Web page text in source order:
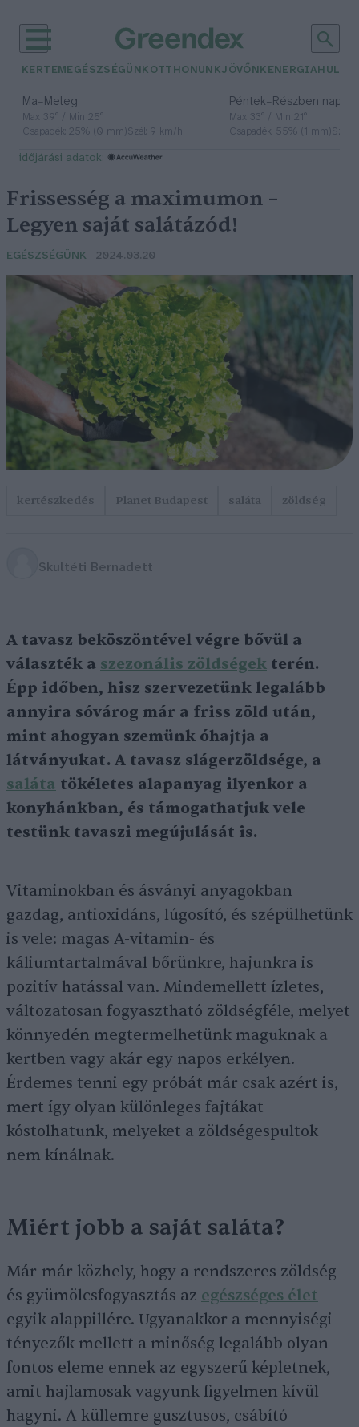
KERTEM EGÉSZSÉGÜNK OTTHONUNKJÖVŐNK ENERGIA
Ma– Meleg
Max 39° / Min 25°
Csapadék: 25% (0 mm)Szél: 9 km/h
Péntek– Részben
Max 33° / Min 21°
Csapadék: 55% (1 mm)Szél:
időjárási adatok:
Frissesség a maximumon –
Legyen saját salátázód!
EGÉSZSÉGÜNK 2024.03.20
kertészkedés Planet Budapest saláta zöldség
Skultéti Bernadett
A tavasz beköszöntével végre bővül a
választék a szezonális zöldségek terén.
Épp időben, hisz szervezetünk legalább
annyira sóvárog már a friss zöld után,
mint ahogyan szemünk óhajtja a
látványukat. A tavasz slágerzöldsége, a
saláta tökéletes alapanyag ilyenkor a
konyhánkban, és támogathatjuk vele
testünk tavaszi megújulását is.
Vitaminokban és ásványi anyagokban
gazdag, antioxidáns, lúgosító, és szépülhetünk
is vele: magas A-vitamin- és
káliumtartalmával bőrünkre, hajunkra is
pozitív hatással van. Mindemellett ízletes,
változatosan fogyasztható zöldségféle, melyet
könnyedén megtermelhetünk maguknak a
kertben vagy akár egy napos erkélyen.
Érdemes tenni egy próbát már csak azért is,
mert így olyan különleges fajtákat
kóstolhatunk, melyeket a zöldségespultok
nem kínálnak.
Miért jobb a saját saláta?
Már-már közhely, hogy a rendszeres zöldség-
és gyümölcsfogyasztás az egészséges élet
egyik alappillére. Ugyanakkor a mennyiségi
tényezők mellett a minőség legalább olyan
fontos eleme ennek az egyszerű képletnek,
amit hajlamosak vagyunk figyelmen kívül
hagyni. A küllemre gusztusos, csábító